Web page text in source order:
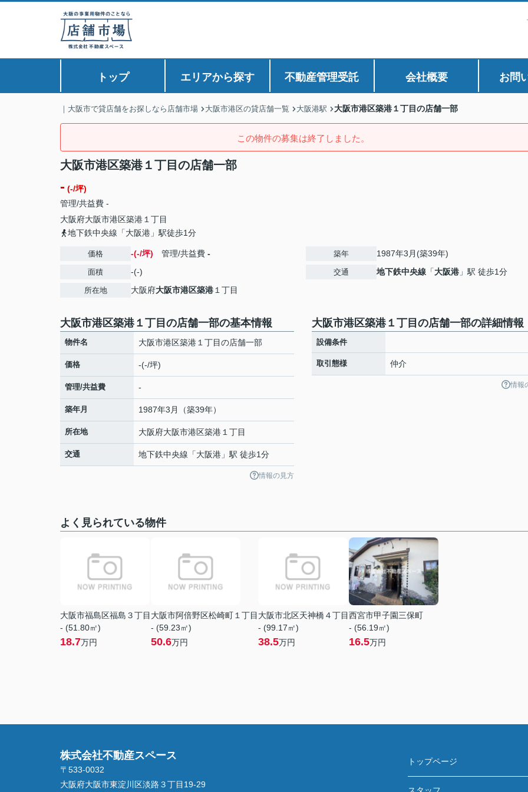
トップ エリアから探す 不動産管理受託 会社概要 お問
｜大阪市で貸店舗をお探しなら店舗市場 大阪市港区の貸店舗一覧 大阪港駅 大阪市港区築港１丁目の店舗一部
この物件の募集は終了しました。
大阪市港区築港１丁目の店舗一部
- (-/坪)
管理/共益費 -
大阪府大阪市港区築港 １丁目
地下鉄中央線「大阪港」駅徒歩1分
価格 -(-/坪) 管理/共益費 -
面積 -(-)
所在地 大阪府大阪市港区築港 １丁目
築年 1987年3月(築39年)
交通 地下鉄中央線 「大阪港 」駅 徒歩1分
大阪市港区築港１丁目の店舗一部の基本情報
物件名 大阪市港区築港１丁目の店舗一部
価格 -(-/坪)
管理/共益費 -
築年月 1987年3月（築39年）
所在地 大阪府大阪市港区築港 １丁目
交通 地下鉄中央線 「大阪港 」駅 徒歩1分
情報の見方
大阪市港区築港１丁目の店舗一部の詳細情報
設備条件
取引態様 仲介
情報
よく見られている物件
大阪市福島区福島３丁目
- (51.80㎡)
18.7万円
大阪市阿倍野区松崎町１丁目
- (59.23㎡)
50.6万円
大阪市北区天神橋４丁目
- (99.17㎡)
38.5万円
西宮市甲子園三保町
- (56.19㎡)
16.5万円
株式会社不動産スペース
〒533-0032
大阪府大阪市東淀川区淡路３丁目19-29
トップページ